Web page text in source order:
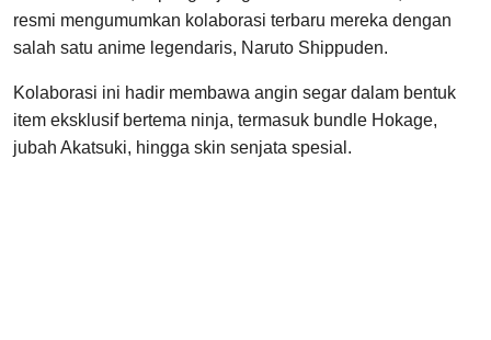
resmi mengumumkan kolaborasi terbaru mereka dengan
salah satu anime legendaris, Naruto Shippuden.
Kolaborasi ini hadir membawa angin segar dalam bentuk
item eksklusif bertema ninja, termasuk bundle Hokage,
jubah Akatsuki, hingga skin senjata spesial.